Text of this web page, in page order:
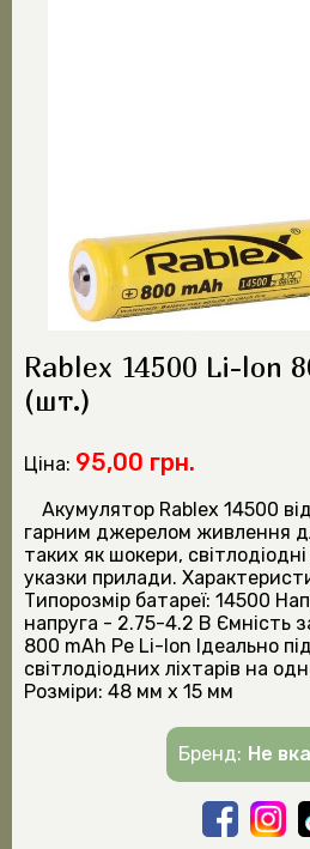
Rablex 14500 Li-lon
(шт.)
Ціна: 95,00 грн.
Акумулятор Rablex 14500
гарним джерелом живлення
таких як шокери,
указки прилади.
Типорозмір батареї: 14500
напруга - 2.75-4.2 В Ємність
800 mAh Ре Li-Ion Ідеально
світлодіодних ліхтарів на
Розміри: 48 мм x 15 мм
Бренд: Не